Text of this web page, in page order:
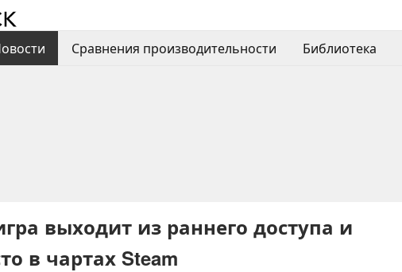
Сравнения производительности Библиотека
выходит из раннего доступа и
в чартах Steam